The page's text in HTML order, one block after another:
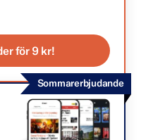
för 9 kr!
Sommarerbjudande